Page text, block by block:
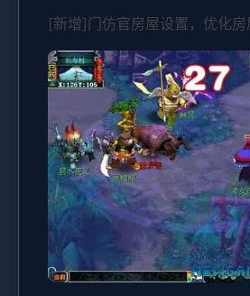
[新增]门仿官房屋设置，优化房